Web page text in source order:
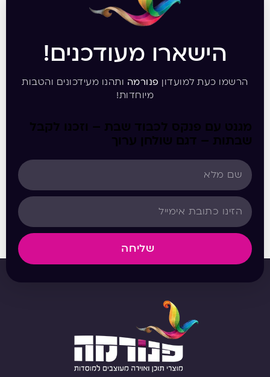
הישארו מעודכנים!
הרשמו כעת למועדון פנורמה ותהנו מעידכונים והטבות
מיוחדות!
מגנט עם פנקס לכבוד שבת – וזכנו לקבל
שבתות – דגם שולחן ערוך
שליחה